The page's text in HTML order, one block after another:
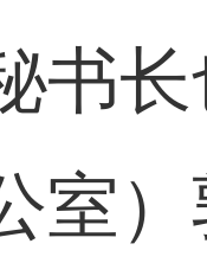
书
室